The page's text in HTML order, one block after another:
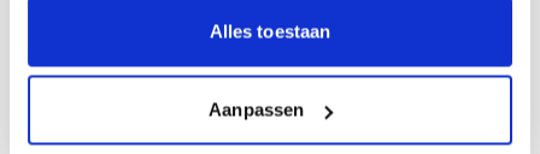
Alles toestaan
Aanpassen